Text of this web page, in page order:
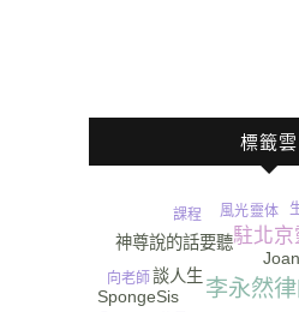
標籤雲
李永然
駐北
神尊說的話要聽
SpongeSis
談人生
風光
課程
向老師
靈体